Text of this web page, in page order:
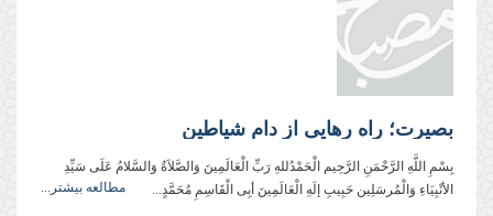
بصیرت؛ راه رهایی از دام‌ شیاطین
بِسْمِ اللَّهِ الرَّحْمَنِ الرَّحِيم الْحَمْدُللهِ رَبِّ الْعَالَمِینَ وَالصَّلاَةُ وَالسَّلامُ عَلَی سَیِّدِ
الأنْبِیَاءِ وَالْمُرسَلِین حَبِیبِ إلَهِ الْعَالَمِینَ أبِی الْقَاسِمِ مُحَمَّدٍ...
مطالعه بیشتر...